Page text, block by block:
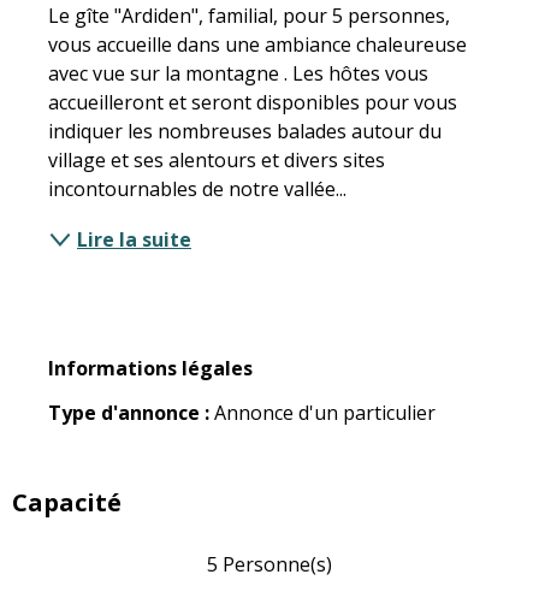
Le gîte "Ardiden", familial, pour 5 personnes,
vous accueille dans une ambiance chaleureuse
avec vue sur la montagne . Les hôtes vous
accueilleront et seront disponibles pour vous
indiquer les nombreuses balades autour du
village et ses alentours et divers sites
incontournables de notre vallée...
Lire la suite
Informations légales
Informations légales
Type d'annonce :Annonce d'un particulier
Capacité
5 Personne(s)